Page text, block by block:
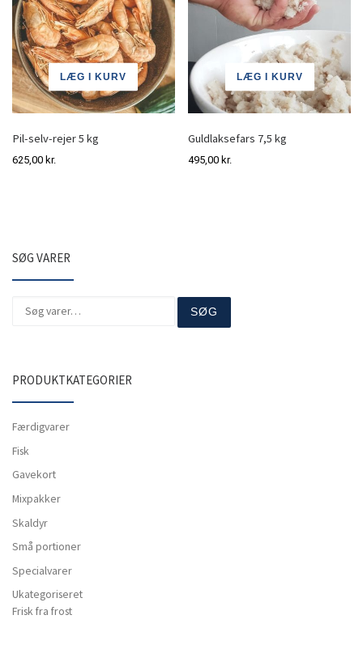
Pil-selv-rejer 5 kg
625,00 kr.
LÆG I KURV
Guldlaksefars 7,5 kg
495,00 kr.
LÆG I KURV
SØG VARER
SØG
PRODUKTKATEGORIER
Færdigvarer
Fisk
Gavekort
Mixpakker
Skaldyr
Små portioner
Specialvarer
Ukategoriseret
Frisk fra frost